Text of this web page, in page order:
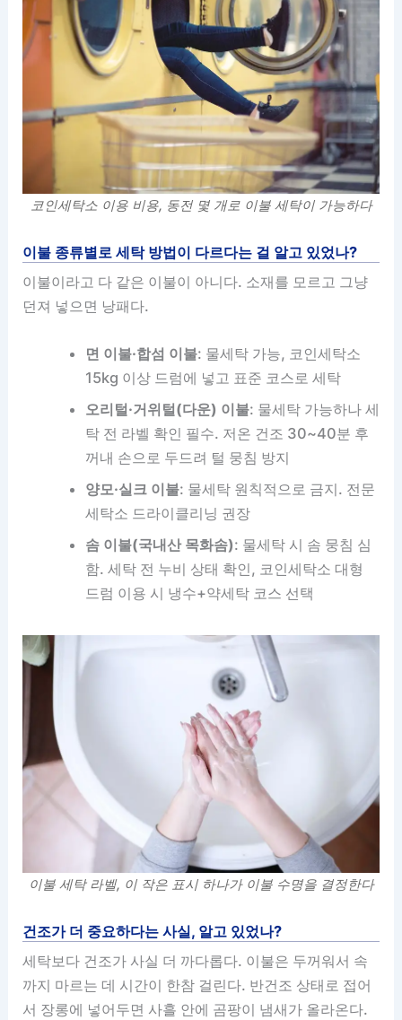
코인세탁소 이용 비용, 동전 몇 개로 이불 세탁이 가능하다
이불 종류별로 세탁 방법이 다르다는 걸 알고 있었나?
이불이라고 다 같은 이불이 아니다. 소재를 모르고 그냥
던져 넣으면 낭패다.
면 이불·합섬 이불: 물세탁 가능, 코인세탁소
15kg 이상 드럼에 넣고 표준 코스로 세탁
오리털·거위털(다운) 이불: 물세탁 가능하나 세
탁 전 라벨 확인 필수. 저온 건조 30~40분 후
꺼내 손으로 두드려 털 뭉침 방지
양모·실크 이불: 물세탁 원칙적으로 금지. 전문
세탁소 드라이클리닝 권장
솜 이불(국내산 목화솜): 물세탁 시 솜 뭉침 심
함. 세탁 전 누비 상태 확인, 코인세탁소 대형
드럼 이용 시 냉수+약세탁 코스 선택
이불 세탁 라벨, 이 작은 표시 하나가 이불 수명을 결정한다
건조가 더 중요하다는 사실, 알고 있었나?
세탁보다 건조가 사실 더 까다롭다. 이불은 두꺼워서 속
까지 마르는 데 시간이 한참 걸린다. 반건조 상태로 접어
서 장롱에 넣어두면 사흘 안에 곰팡이 냄새가 올라온다.